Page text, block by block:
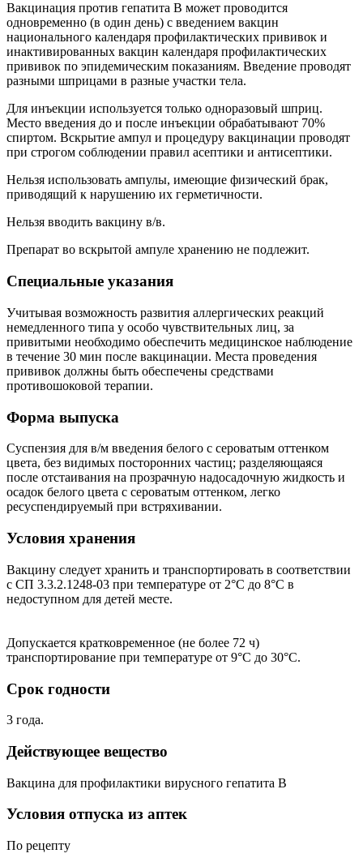
Вакцинация против гепатита В может проводится
одновременно (в один день) с введением вакцин
национального календаря профилактических прививок и
инактивированных вакцин календаря профилактических
прививок по эпидемическим показаниям. Введение проводят
разными шприцами в разные участки тела.
Для инъекции используется только одноразовый шприц.
Место введения до и после инъекции обрабатывают 70%
спиртом. Вскрытие ампул и процедуру вакцинации проводят
при строгом соблюдении правил асептики и антисептики.
Нельзя использовать ампулы, имеющие физический брак,
приводящий к нарушению их герметичности.
Нельзя вводить вакцину в/в.
Препарат во вскрытой ампуле хранению не подлежит.
Специальные указания
Учитывая возможность развития аллергических реакций
немедленного типа у особо чувствительных лиц, за
привитыми необходимо обеспечить медицинское наблюдение
в течение 30 мин после вакцинации. Места проведения
прививок должны быть обеспечены средствами
противошоковой терапии.
Форма выпуска
Суспензия для в/м введения белого с сероватым оттенком
цвета, без видимых посторонних частиц; разделяющаяся
после отстаивания на прозрачную надосадочную жидкость и
осадок белого цвета с сероватым оттенком, легко
ресуспендируемый при встряхивании.
Условия хранения
Вакцину следует хранить и транспортировать в соответствии
с СП 3.3.2.1248-03 при температуре от 2°С до 8°С в
недоступном для детей месте.
Допускается кратковременное (не более 72 ч)
транспортирование при температуре от 9°С до 30°С.
Срок годности
3 года.
Действующее вещество
Вакцина для профилактики вирусного гепатита В
Условия отпуска из аптек
По рецепту